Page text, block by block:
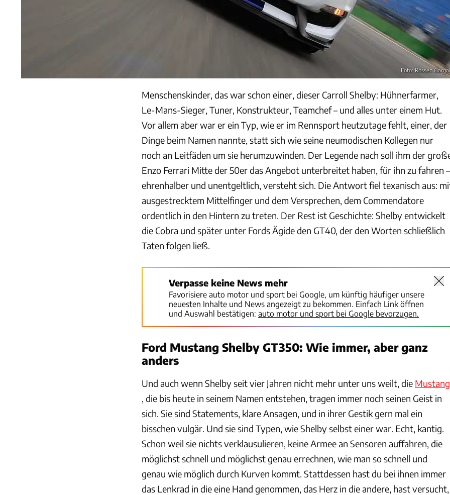
Foto: Rossen
Menschenskinder, das war schon einer, dieser Carroll Shelby: Hühnerfarmer,
Le-Mans-Sieger, Tuner, Konstrukteur, Teamchef – und alles unter einem Hut.
Vor allem aber war er ein Typ, wie er im Rennsport heutzutage fehlt, einer, der
Dinge beim Namen nannte, statt sich wie seine neumodischen Kollegen nur
noch an Leitfäden um sie herumzuwinden. Der Legende nach soll ihm der
Enzo Ferrari Mitte der 50er das Angebot unterbreitet haben, für ihn zu fahren –
ehrenhalber und unentgeltlich, versteht sich. Die Antwort fiel texanisch aus:
ausgestrecktem Mittelfinger und dem Versprechen, dem Commendatore
ordentlich in den Hintern zu treten. Der Rest ist Geschichte: Shelby entwickelt
die Cobra und später unter Fords Ägide den GT40, der den Worten schließlich
Taten folgen ließ.
Verpasse keine News mehr
Favorisiere auto motor und sport bei Google, um künftig häufiger unsere
neuesten Inhalte und News angezeigt zu bekommen. Einfach Link öffnen
und Auswahl bestätigen: auto motor und sport bei Google bevorzugen.
Ford Mustang Shelby GT350: Wie immer, aber ganz
anders
Und auch wenn Shelby seit vier Jahren nicht mehr unter uns weilt, die Mustang
, die bis heute in seinem Namen entstehen, tragen immer noch seinen Geist in
sich. Sie sind Statements, klare Ansagen, und in ihrer Gestik gern mal ein
bisschen vulgär. Und sie sind Typen, wie Shelby selbst einer war. Echt, kantig.
Schon weil sie nichts verklausulieren, keine Armee an Sensoren auffahren, die
möglichst schnell und möglichst genau errechnen, wie man so schnell und
genau wie möglich durch Kurven kommt. Stattdessen hast du bei ihnen immer
das Lenkrad in die eine Hand genommen, das Herz in die andere, hast versucht,